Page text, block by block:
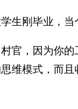
生刚毕业，当
官，因为你
维模式，而